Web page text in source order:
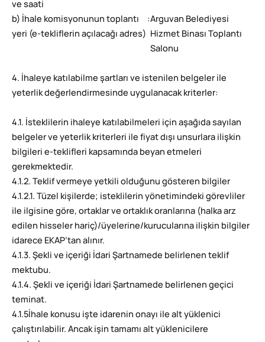
ve saati
b) İhale komisyonunun toplantı
yeri (e-tekliflerin açılacağı adres)
:Arguvan Belediyesi
Hizmet Binası Toplantı
Salonu
4. İhaleye katılabilme şartları ve istenilen belgeler ile
yeterlik değerlendirmesinde uygulanacak kriterler:
4.1. İsteklilerin ihaleye katılabilmeleri için aşağıda sayılan
belgeler ve yeterlik kriterleri ile fiyat dışı unsurlara ilişkin
bilgileri e-teklifleri kapsamında beyan etmeleri
gerekmektedir.
4.1.2. Teklif vermeye yetkili olduğunu gösteren bilgiler
4.1.2.1. Tüzel kişilerde; isteklilerin yönetimindeki görevliler
ile ilgisine göre, ortaklar ve ortaklık oranlarına (halka arz
edilen hisseler hariç)/üyelerine/kurucularına ilişkin bilgiler
idarece EKAP’tan alınır.
4.1.3. Şekli ve içeriği İdari Şartnamede belirlenen teklif
mektubu.
4.1.4. Şekli ve içeriği İdari Şartnamede belirlenen geçici
teminat.
4.1.5İhale konusu işte idarenin onayı ile alt yüklenici
çalıştırılabilir. Ancak işin tamamı alt yüklenicilere